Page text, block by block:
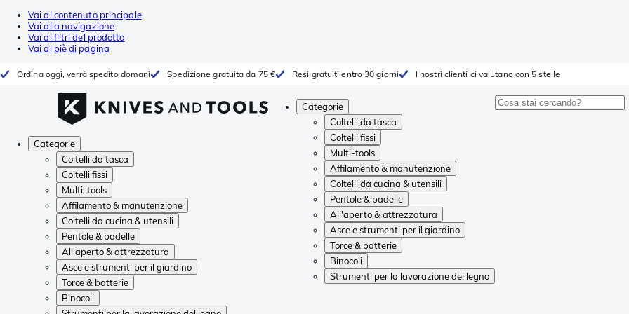
Vai al contenuto principale
Vai alla navigazione
Vai ai filtri del prodotto
Vai al piè di pagina
Ordina oggi, verrà spedito domani Spedizione gratuita da 75 € Resi gratuiti entro 30 giorni I nostri clienti ci valutano con 5 stelle
Categorie
Coltelli da tasca
Coltelli fissi
Multi-tools
Affilamento & manutenzione
Coltelli da cucina & utensili
Pentole & padelle
All'aperto & attrezzatura
Asce e strumenti per il giardino
Torce & batterie
Binocoli
Strumenti per la lavorazione del legno
Categorie
Coltelli da tasca
Coltelli fissi
Multi-tools
Affilamento & manutenzione
Coltelli da cucina & utensili
Pentole & padelle
All'aperto & attrezzatura
Asce e strumenti per il giardino
Torce & batterie
Binocoli